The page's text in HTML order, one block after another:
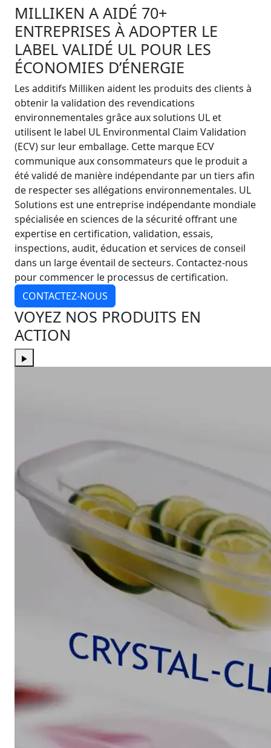
MILLIKEN A AIDÉ 70+
ENTREPRISES À ADOPTER LE
LABEL VALIDÉ UL POUR LES
ÉCONOMIES D’ÉNERGIE
Les additifs Milliken aident les produits des clients à
obtenir la validation des revendications
environnementales grâce aux solutions UL et
utilisent le label UL Environmental Claim Validation
(ECV) sur leur emballage. Cette marque ECV
communique aux consommateurs que le produit a
été validé de manière indépendante par un tiers afin
de respecter ses allégations environnementales. UL
Solutions est une entreprise indépendante mondiale
spécialisée en sciences de la sécurité offrant une
expertise en certification, validation, essais,
inspections, audit, éducation et services de conseil
dans un large éventail de secteurs. Contactez-nous
pour commencer le processus de certification.
CONTACTEZ-NOUS
VOYEZ NOS PRODUITS EN
ACTION